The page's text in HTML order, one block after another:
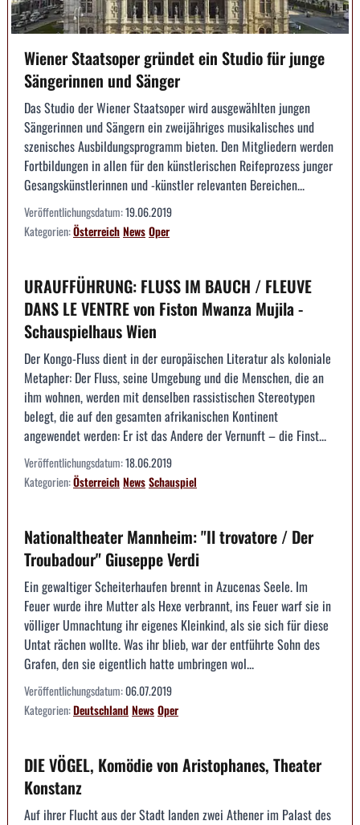
Wiener Staatsoper gründet ein Studio für junge
Sängerinnen und Sänger
Das Studio der Wiener Staatsoper wird ausgewählten jungen
Sängerinnen und Sängern ein zweijähriges musikalisches und
szenisches Ausbildungsprogramm bieten. Den Mitgliedern werden
Fortbildungen in allen für den künstlerischen Reifeprozess junger
Gesangskünstlerinnen und -künstler relevanten Bereichen...
Veröffentlichungsdatum:19.06.2019
Kategorien:ÖsterreichNewsOper
URAUFFÜHRUNG: FLUSS IM BAUCH / FLEUVE
DANS LE VENTRE von Fiston Mwanza Mujila -
Schauspielhaus Wien
Der Kongo-Fluss dient in der europäischen Literatur als koloniale
Metapher: Der Fluss, seine Umgebung und die Menschen, die an
ihm wohnen, werden mit denselben rassistischen Stereotypen
belegt, die auf den gesamten afrikanischen Kontinent
angewendet werden: Er ist das Andere der Vernunft – die Finst...
Veröffentlichungsdatum:18.06.2019
Kategorien:ÖsterreichNewsSchauspiel
Nationaltheater Mannheim: "Il trovatore / Der
Troubadour" Giuseppe Verdi
Ein gewaltiger Scheiterhaufen brennt in Azucenas Seele. Im
Feuer wurde ihre Mutter als Hexe verbrannt, ins Feuer warf sie in
völliger Umnachtung ihr eigenes Kleinkind, als sie sich für diese
Untat rächen wollte. Was ihr blieb, war der entführte Sohn des
Grafen, den sie eigentlich hatte umbringen wol...
Veröffentlichungsdatum:06.07.2019
Kategorien:DeutschlandNewsOper
DIE VÖGEL, Komödie von Aristophanes, Theater
Konstanz
Auf ihrer Flucht aus der Stadt landen zwei Athener im Palast des